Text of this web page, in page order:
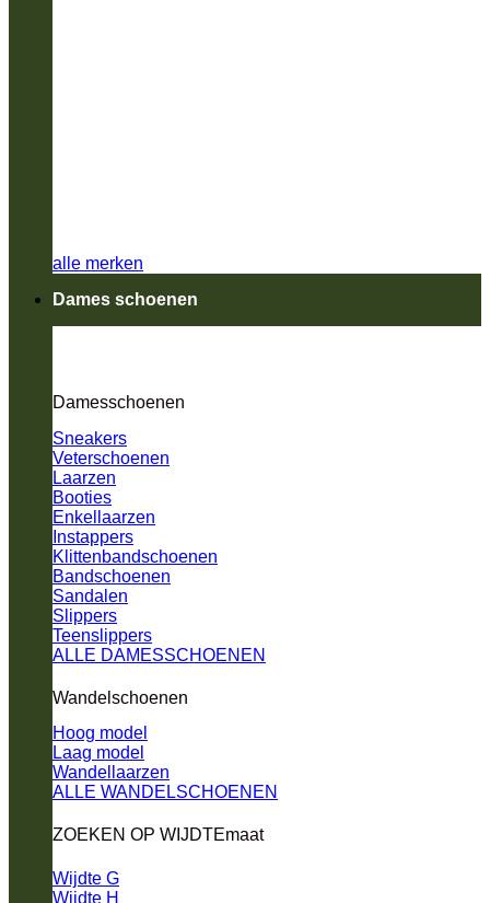
alle merken
Dames schoenen
Damesschoenen
Sneakers
Veterschoenen
Laarzen
Booties
Enkellaarzen
Instappers
Klittenbandschoenen
Bandschoenen
Sandalen
Slippers
Teenslippers
ALLE DAMESSCHOENEN
Wandelschoenen
Hoog model
Laag model
Wandellaarzen
ALLE WANDELSCHOENEN
ZOEKEN OP WIJDTEmaat
Wijdte G
Wijdte H